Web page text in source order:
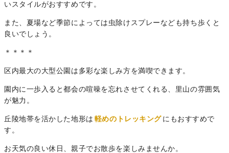
いスタイルがおすすめです。
また、夏場など季節によっては虫除けスプレーなども持ち歩くと
良いでしょう。
＊＊＊＊
区内最大の大型公園は多彩な楽しみ方を満喫できます。
園内に一歩入ると都会の喧噪を忘れさせてくれる、里山の雰囲気
が魅力。
丘陵地帯を活かした地形は 軽めのトレッキング にもおすすめで
す。
お天気の良い休日、親子でお散歩を楽しみませんか。